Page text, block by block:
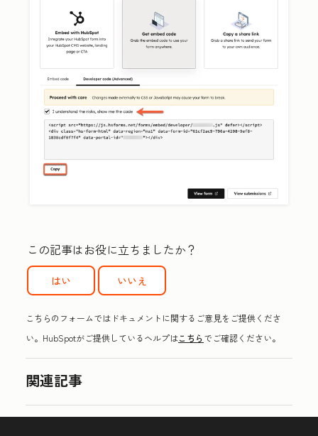
この記事はお役に立ちましたか？
はい いいえ
こちらのフォームではドキュメントに関するご意見をご提供くださ
い。HubSpotがご提供しているヘルプはこちらでご確認ください。
関連記事